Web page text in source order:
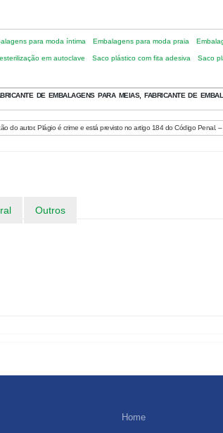
para moda íntima Embalagens para moda praia
em autoclave Saco plástico com fita adesiva Saco
DE EMBALAGENS PARA MEIAS, FABRICANTE DE
autor. Plágio é crime e está previsto no artigo 184 do Código Penal.
Outros
Home